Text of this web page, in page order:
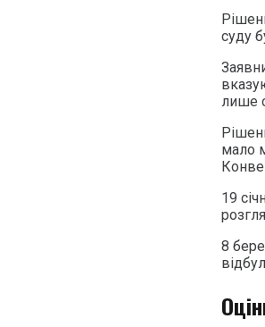
суду
лише
мало
19
8